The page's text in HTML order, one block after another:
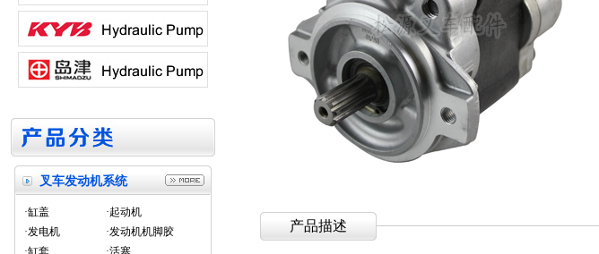
叉车发动机系统
·缸盖
·起动机
·发电机
·发动机机脚胶
·缸套
·活塞
产品描述